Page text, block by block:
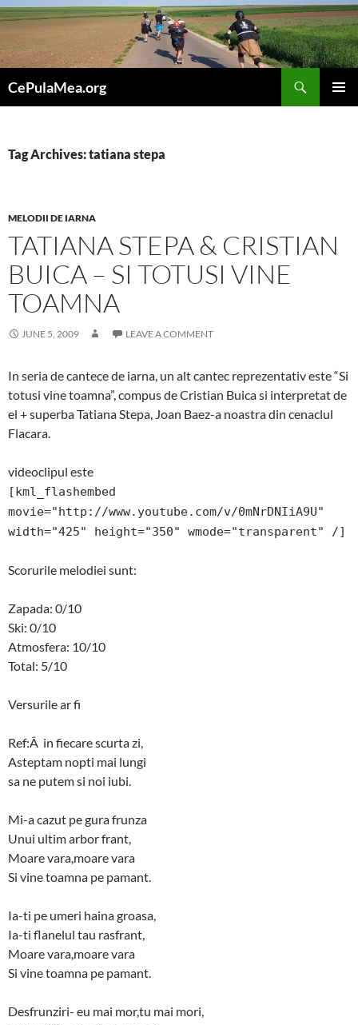
Skip
to
content
CePulaMea.org
Tag Archives: tatiana stepa
MELODII DE IARNA
TATIANA STEPA & CRISTIAN
BUICA – SI TOTUSI VINE
TOAMNA
JUNE 5, 2009 LEAVE A COMMENT
In seria de cantece de iarna, un alt cantec reprezentativ este “Si
totusi vine toamna”, compus de Cristian Buica si interpretat de
el + superba Tatiana Stepa, Joan Baez-a noastra din cenaclul
Flacara.
videoclipul este
[kml_flashembed
movie="http://www.youtube.com/v/0mNrDNIiA9U"
width="425" height="350" wmode="transparent" /]
Scorurile melodiei sunt:
Zapada: 0/10
Ski: 0/10
Atmosfera: 10/10
Total: 5/10
Versurile ar fi
Ref:Â in fiecare scurta zi,
Asteptam nopti mai lungi
sa ne putem si noi iubi.
Mi-a cazut pe gura frunza
Unui ultim arbor frant,
Moare vara,moare vara
Si vine toamna pe pamant.
Ia-ti pe umeri haina groasa,
Ia-ti flanelul tau rasfrant,
Moare vara,moare vara
Si vine toamna pe pamant.
Desfrunziri- eu mai mor,tu mai mori,